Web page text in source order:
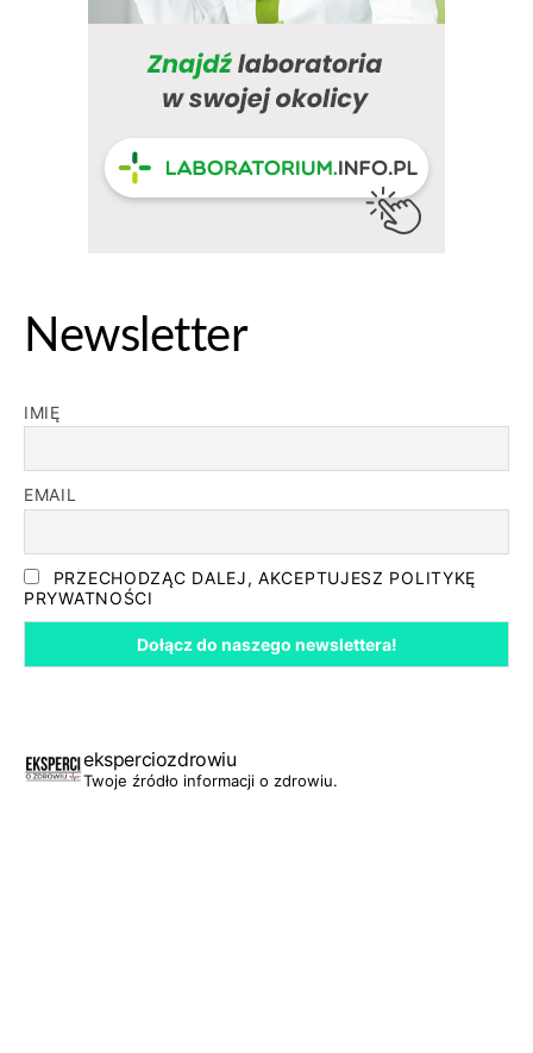
Newsletter
IMIĘ
EMAIL
PRZECHODZĄC DALEJ, AKCEPTUJESZ POLITYKĘ
PRYWATNOŚCI
eksperciozdrowiu
Twoje źródło informacji o zdrowiu.